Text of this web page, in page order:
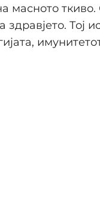
масното ткиво.
здравјето. Тој